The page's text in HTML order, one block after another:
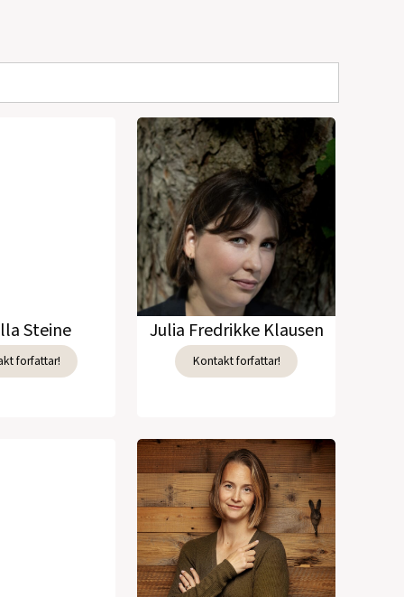
Steine
forfattar!
Julia Fredrikke Klausen
Kontakt forfattar!